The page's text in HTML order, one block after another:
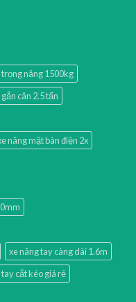
nâng 1500kg
cân 2.5 tấn
nâng mặt bàn điện 2x
xe nâng tay càng dài 1.6m
cắt kéo giá rẻ